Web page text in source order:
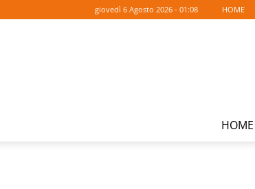
giovedì 6 Agosto 2026 - 01:08 HOME
HOME